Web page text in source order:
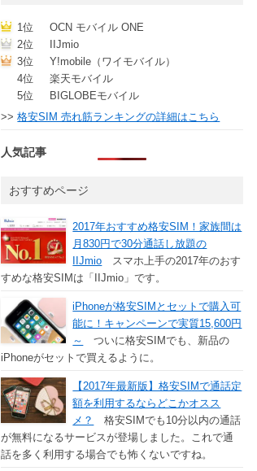
1位
OCN モバイル ONE
2位
IIJmio
3位
Y!mobile（ワイモバイル）
4位
楽天モバイル
5位
BIGLOBEモバイル
>>格安SIM 売れ筋ランキングの詳細はこちら
人気記事
おすすめページ
2017年おすすめ格安SIM！家族間は
月830円で30分通話し放題の
IIJmio スマホ上手の2017年のおす
すめな格安SIMは「IIJmio」です。
iPhoneが格安SIMとセットで購入可
能に！キャンペーンで実質15,600円
～
ついに格安SIMでも、新品の
iPhoneがセットで買えるように。
【2017年最新版】格安SIMで通話定
額を利用するならどこかオスス
メ？
格安SIMでも10分以内の通話
が無料になるサービスが登場しました。これで通
話を多く利用する場合でも怖くないですね。